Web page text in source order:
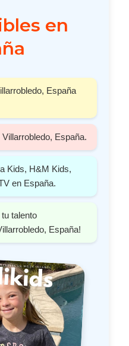
en
España
España.
Kids, H&M Kids,
en España.
talento
España!